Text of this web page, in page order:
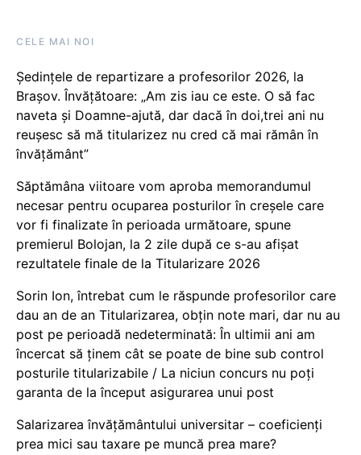
CELE MAI NOI
Ședințele de repartizare a profesorilor 2026, la
Brașov. Învățătoare: „Am zis iau ce este. O să fac
naveta și Doamne-ajută, dar dacă în doi,trei ani nu
reușesc să mă titularizez nu cred că mai rămân în
învățământ”
Săptămâna viitoare vom aproba memorandumul
necesar pentru ocuparea posturilor în creșele care
vor fi finalizate în perioada următoare, spune
premierul Bolojan, la 2 zile după ce s-au afișat
rezultatele finale de la Titularizare 2026
Sorin Ion, întrebat cum le răspunde profesorilor care
dau an de an Titularizarea, obțin note mari, dar nu au
post pe perioadă nedeterminată: În ultimii ani am
încercat să ținem cât se poate de bine sub control
posturile titularizabile / La niciun concurs nu poți
garanta de la început asigurarea unui post
Salarizarea învățământului universitar – coeficienți
prea mici sau taxare pe muncă prea mare?